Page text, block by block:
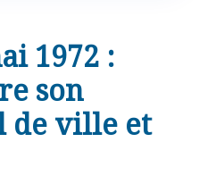
1972 :
son
de ville et